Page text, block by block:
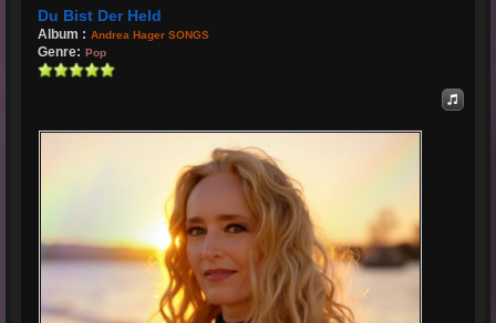
Du Bist Der Held
Album : Andrea Hager SONGS
Genre: Pop